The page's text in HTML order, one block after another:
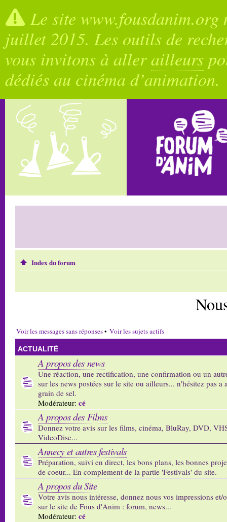
Le site
juillet 2015. Les outils de
vous invitons à allerailleurs
dédiés au cinéma d’animation.
Index du forum
Voir les messages sans réponses• Voir les sujets actifs
ACTUALITÉ
A propos des news
Une réaction, une rectification, une confirmation ou un
sur les news postées sur le site ou ailleurs... n'hésitez pas a
grain de sel.
Modérateur: cé
A propos des Films
Donnez votre avis sur les films, cinéma, BluRay, DVD,
VideoDisc...
Annecy et autres festivals
Préparation, suivi en direct, les bons plans, les bonnes
de coeur... En complement de la partie 'Festivals' du site.
A propos du Site
Votre avis nous intéresse, donnez nous vos impressions et/
sur le site de Fous d'Anim : forum, news...
Modérateur: cé